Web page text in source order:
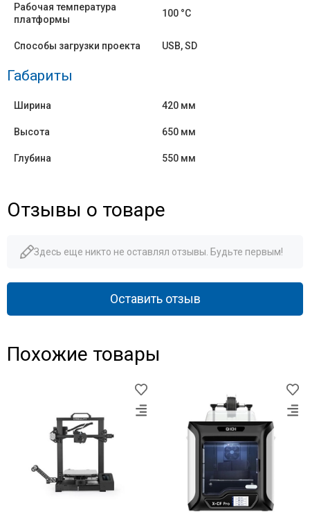
Рабочая температура
платформы
100 °C
Способы загрузки проекта USB, SD
Габариты
Ширина 420 мм
Высота 650 мм
Глубина 550 мм
Отзывы о товаре
Здесь еще никто не оставлял отзывы. Будьте первым!
Оставить отзыв
Похожие товары